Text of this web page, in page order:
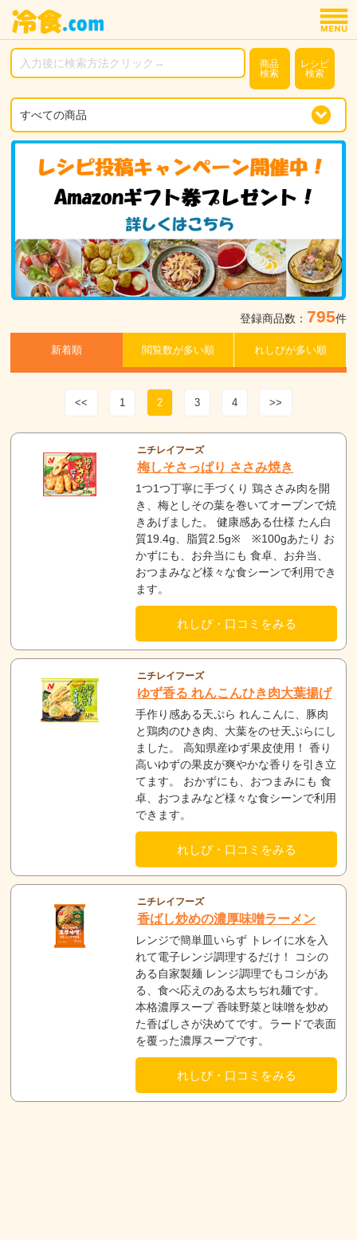
商品
検索
レシピ
検索
登録商品数： 795件
新着順 閲覧数が多い順 れしぴが多い順
<< 1 2 3 4 >>
ニチレイフーズ
梅しそさっぱり ささみ焼き
1つ1つ丁寧に手づくり 鶏ささみ肉を開
き、梅としその葉を巻いてオーブンで焼
きあげました。 健康感ある仕様 たん白
質19.4g、脂質2.5g※ ※100gあたり お
かずにも、お弁当にも 食卓、お弁当、
おつまみなど様々な食シーンで利用でき
ます。
れしぴ・口コミをみる
ニチレイフーズ
ゆず香る れんこんひき肉大葉揚げ
手作り感ある天ぷら れんこんに、豚肉
と鶏肉のひき肉、大葉をのせ天ぷらにし
ました。 高知県産ゆず果皮使用！ 香り
高いゆずの果皮が爽やかな香りを引き立
てます。 おかずにも、おつまみにも 食
卓、おつまみなど様々な食シーンで利用
できます。
れしぴ・口コミをみる
ニチレイフーズ
香ばし炒めの濃厚味噌ラーメン
レンジで簡単皿いらず トレイに水を入
れて電子レンジ調理するだけ！ コシの
ある自家製麺 レンジ調理でもコシがあ
る、食べ応えのある太ちぢれ麺です。
本格濃厚スープ 香味野菜と味噌を炒め
た香ばしさが決めてです。ラードで表面
を覆った濃厚スープです。
れしぴ・口コミをみる